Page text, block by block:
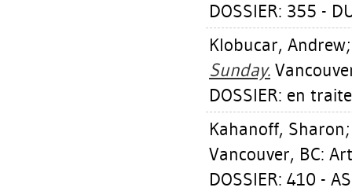
DOSSIER: 355 -
Klobucar, Andrew
Sunday.
DOSSIER: en
Kahanoff, Sharon
Vancouver, BC:
DOSSIER: 410 -